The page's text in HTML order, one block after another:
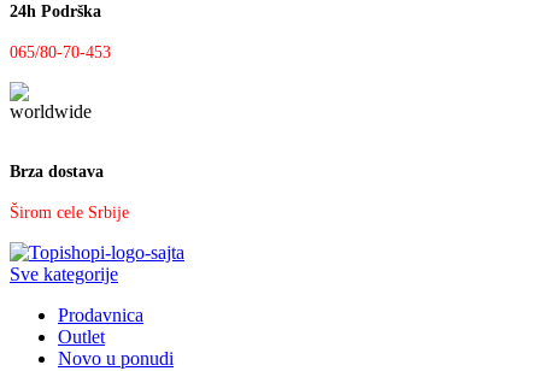
24h Podrška
065/80-70-453
Brza dostava
Širom cele Srbije
Sve kategorije
Prodavnica
Outlet
Novo u ponudi